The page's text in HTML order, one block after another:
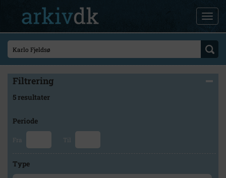
Filtrering
5 resultater
Periode
Fra Til
Type